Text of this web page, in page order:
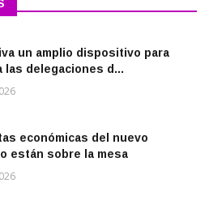
un amplio dispositivo para
las delegaciones d...
económicas del nuevo
están sobre la mesa